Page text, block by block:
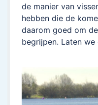
de manier van
hebben die de
daarom goed om de
begrijpen. Laten